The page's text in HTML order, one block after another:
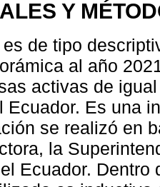
Y
de tipo
al año
activas de
Ecuador. Es una
se realizó en
la
Ecuador.